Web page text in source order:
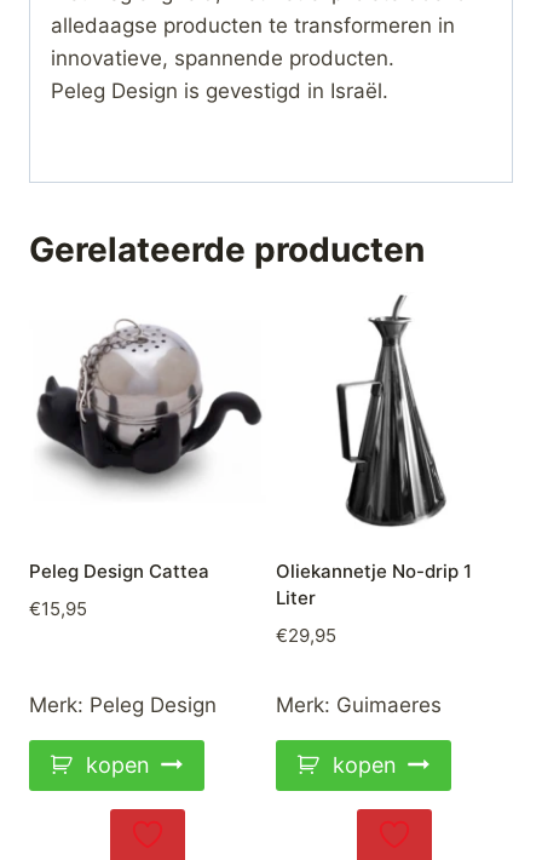
alledaagse producten te transformeren in
innovatieve, spannende producten.
Peleg Design is gevestigd in Israël.
Gerelateerde producten
Peleg Design Cattea
€15,95
Merk: Peleg Design
kopen
Oliekannetje No-drip 1
Liter
€29,95
Merk: Guimaeres
kopen